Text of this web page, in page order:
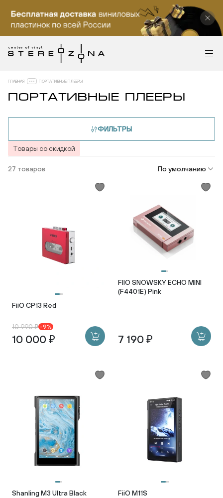
ГЛАВНАЯ ПОРТАТИВНЫЕ ПЛЕЕРЫ
ПОРТАТИВНЫЕ ПЛЕЕРЫ
ФИЛЬТРЫ
Товары со скидкой
27 товаров По умолчанию
FiiO CP13 Red
10 990 ₽ -9%
10 000 ₽
FIIO SNOWSKY ECHO MINI
(F4401E) Pink
7 190 ₽
Shanling M3 Ultra Black FiiO M11S